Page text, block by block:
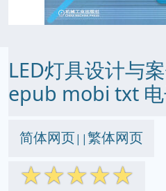
LED灯具设计与
epub mobi txt
简体网页||繁体网页
☆☆☆☆☆